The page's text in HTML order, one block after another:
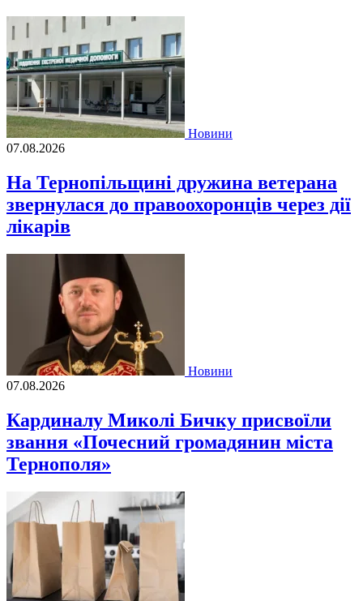
Новини
07.08.2026
На Тернопільщині дружина ветерана
звернулася до правоохоронців через дії
лікарів
Новини
07.08.2026
Кардиналу Миколі Бичку присвоїли
звання «Почесний громадянин міста
Тернополя»